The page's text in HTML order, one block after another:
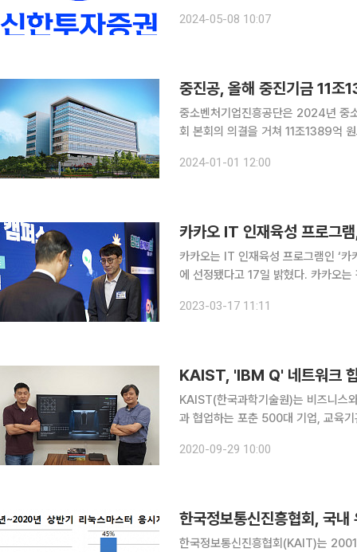
기 위한 목적으로 생성형 AI 교육을
2024-05-08 10:07
중진공, 올해 중진기금 11
중소벤처기업진흥공단은 2024년 중
회 본회의 의결을 거쳐 11조1389억 원으로 확정됐다
처기업이 민간주도 경제성장의 주요
2024-01-01 12:00
카카오 IT 인재육성 프로그
카카오는 IT 인재육성 프로그램인 ‘
에 선정됐다고 17일 밝혔다. 카카오는 판교 아지트에서 열린 ‘청년친화형 기업 ESG 지원사업’ 선정
총리, 권기섭 고용노동부 차관, 손경
2023-03-17 11:11
KAIST, 'IBM Q' 네트워크
KAIST(한국과학기술원)는 비즈니스
과 협업하는 포춘 500대 기업, 교육
IBM의 진보된 양자 컴퓨팅 시스템을
2020-09-29 10:00
한국정보통신진흥협회, 국
한국정보통신진흥협회(KAIT)는